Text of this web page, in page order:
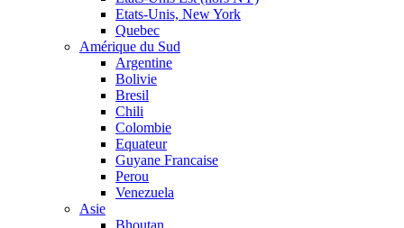
Etats-Unis, New York
Quebec
Amérique du Sud
Argentine
Bolivie
Bresil
Chili
Colombie
Equateur
Guyane Francaise
Perou
Venezuela
Asie
Bhoutan